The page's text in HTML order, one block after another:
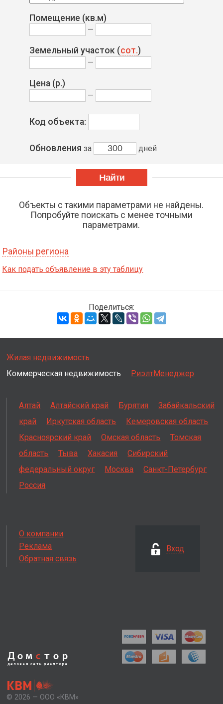
Помещение (кв.м)
—
Земельный участок (сот.)
—
Цена (р.)
—
Код объекта:
Обновления за дней
Объекты с такими параметрами не найдены.
Попробуйте поискать с менее точными
параметрами.
Районы региона
Как подать объявление в эту таблицу
Поделиться:
Жилая недвижимость
Коммерческая недвижимость
РиэлтМенеджер
Домстор
деловая сеть
риэлтора
КВМ
© 2026 — ООО «КВМ»
Алтай Алтайский край Бурятия
Забайкальский
край
Иркутская область
Кемеровская область
Красноярский край
Омская область
Томская
область
Тыва Хакасия
Сибирский
федеральный округ
Москва
Санкт-Петербург
Россия
О компании
Реклама
Обратная связь
Вход